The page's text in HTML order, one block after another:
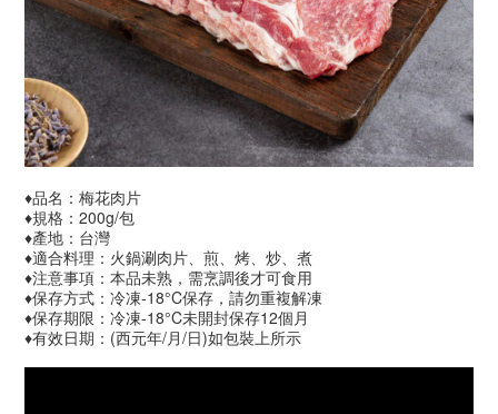
♦品名：梅花肉片
♦規格：200g/包
♦產地：台灣
♦適合料理：火鍋涮肉片、煎、烤、炒、煮
♦注意事項：本品未熟，需烹調後才可食用
♦保存方式：冷凍-18°C保存，請勿重複解凍
♦保存期限：冷凍-18°C未開封保存12個月
♦有效日期：(西元年/月/日)如包裝上所示